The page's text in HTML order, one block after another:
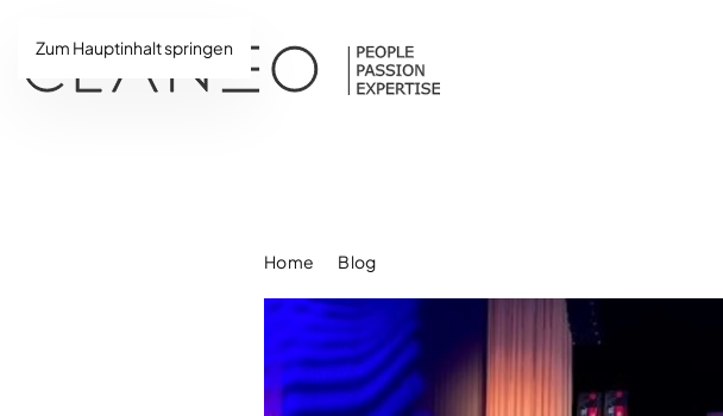
Zum Hauptinhalt springen
Home Blog